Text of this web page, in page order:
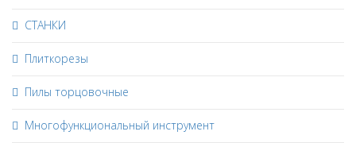
СТАНКИ
Плиткорезы
Пилы торцовочные
Многофункциональный инструмент